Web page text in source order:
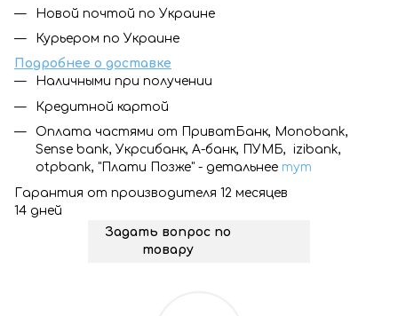
Новой почтой по Украине
Курьером по Украине
Подробнее о доставке
Наличными при получении
Кредитной картой
Оплата частями от ПриватБанк, Monobank,
Sense bank, Укрсибанк, А-банк, ПУМБ, izibank,
otpbank, "Плати Позже" - детальнее тут
Гарантия от производителя 12 месяцев
14 дней
Задать вопрос по
товару